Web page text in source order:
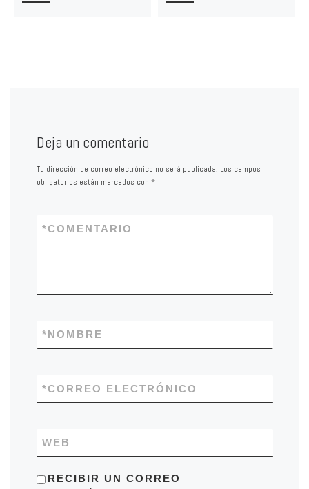
Deja un comentario
Tu dirección de correo electrónico no será publicada. Los campos
obligatorios están marcados con *
COMENTARIO
*
NOMBRE
*
CORREO ELECTRÓNICO
*
WEB
RECIBIR UN CORREO